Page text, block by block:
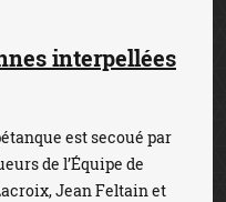
interpellées
est secoué par
de l’Équipe de
Jean Feltain et